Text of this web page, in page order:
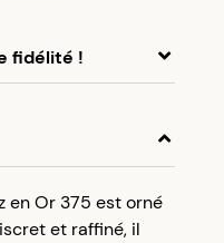
fidélité !
de vos achats dans
d’achat.
en Or 375 est orné
et raffiné, il